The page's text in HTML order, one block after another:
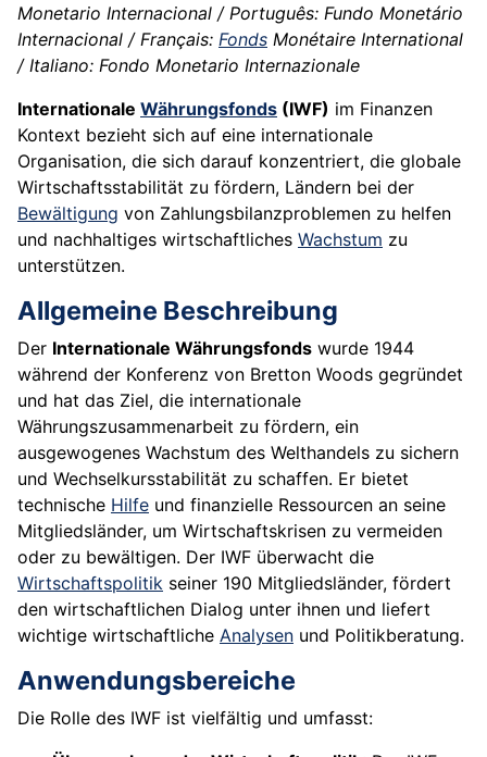
Monetario Internacional / Português: Fundo Monetário
Internacional / Français: Fonds Monétaire International
/ Italiano: Fondo Monetario Internazionale
Internationale Währungsfonds (IWF) im Finanzen
Kontext bezieht sich auf eine internationale
Organisation, die sich darauf konzentriert, die globale
Wirtschaftsstabilität zu fördern, Ländern bei der
Bewältigung von Zahlungsbilanzproblemen zu helfen
und nachhaltiges wirtschaftliches Wachstum zu
unterstützen.
Allgemeine Beschreibung
Der Internationale Währungsfonds wurde 1944
während der Konferenz von Bretton Woods gegründet
und hat das Ziel, die internationale
Währungszusammenarbeit zu fördern, ein
ausgewogenes Wachstum des Welthandels zu sichern
und Wechselkursstabilität zu schaffen. Er bietet
technische Hilfe und finanzielle Ressourcen an seine
Mitgliedsländer, um Wirtschaftskrisen zu vermeiden
oder zu bewältigen. Der IWF überwacht die
Wirtschaftspolitik seiner 190 Mitgliedsländer, fördert
den wirtschaftlichen Dialog unter ihnen und liefert
wichtige wirtschaftliche Analysen und Politikberatung.
Anwendungsbereiche
Die Rolle des IWF ist vielfältig und umfasst: